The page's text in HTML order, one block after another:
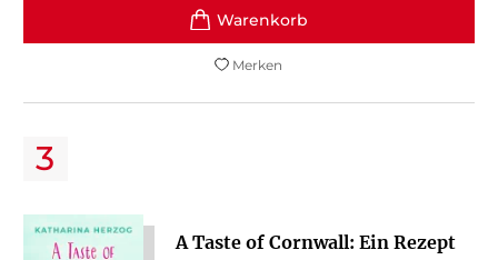
Merken
A Taste of Cornwall: Ein Rezept